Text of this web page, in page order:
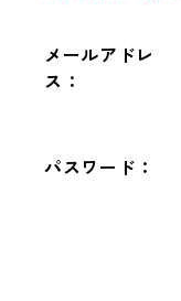
メールアドレ
ス：
パスワード：